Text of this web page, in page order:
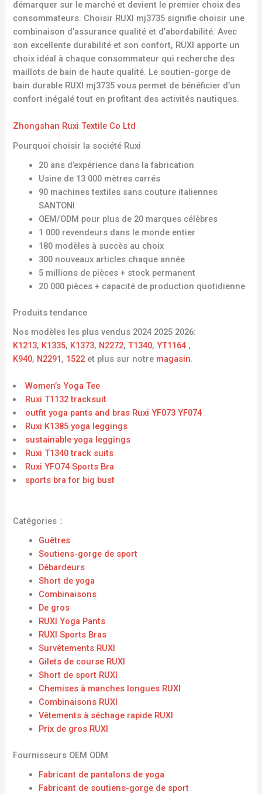
démarquer sur le marché et devient le premier choix des
consommateurs. Choisir RUXI mj3735 signifie choisir une
combinaison d’assurance qualité et d’abordabilité. Avec
son excellente durabilité et son confort, RUXI apporte un
choix idéal à chaque consommateur qui recherche des
maillots de bain de haute qualité. Le soutien-gorge de
bain durable RUXI mj3735 vous permet de bénéficier d’un
confort inégalé tout en profitant des activités nautiques.
Zhongshan Ruxi Textile Co Ltd
Pourquoi choisir la société Ruxi
20 ans d’expérience dans la fabrication
Usine de 13 000 mètres carrés
90 machines textiles sans couture italiennes
SANTONI
OEM/ODM pour plus de 20 marques célèbres
1 000 revendeurs dans le monde entier
180 modèles à succès au choix
300 nouveaux articles chaque année
5 millions de pièces + stock permanent
20 000 pièces + capacité de production quotidienne
Produits tendance
Nos modèles les plus vendus 2024 2025 2026:
K1213, K1335, K1373, N2272,T1340,YT1164 ,
K940, N2291, 1522 et plus sur notre magasin.
Women’s Yoga Tee
Ruxi T1132 tracksuit
outfit yoga pants and bras Ruxi YF073 YF074
Ruxi K1385 yoga leggings
sustainable yoga leggings
Ruxi T1340 track suits
Ruxi YFO74 Sports Bra
sports bra for big bust
Catégories：
Guêtres
Soutiens-gorge de sport
Débardeurs
Short de yoga
Combinaisons
De gros
RUXI Yoga Pants
RUXI Sports Bras
Survêtements RUXI
Gilets de course RUXI
Short de sport RUXI
Chemises à manches longues RUXI
Combinaisons RUXI
Vêtements à séchage rapide RUXI
Prix ​​de gros RUXI
Fournisseurs OEM ODM
Fabricant de pantalons de yoga
Fabricant de soutiens-gorge de sport